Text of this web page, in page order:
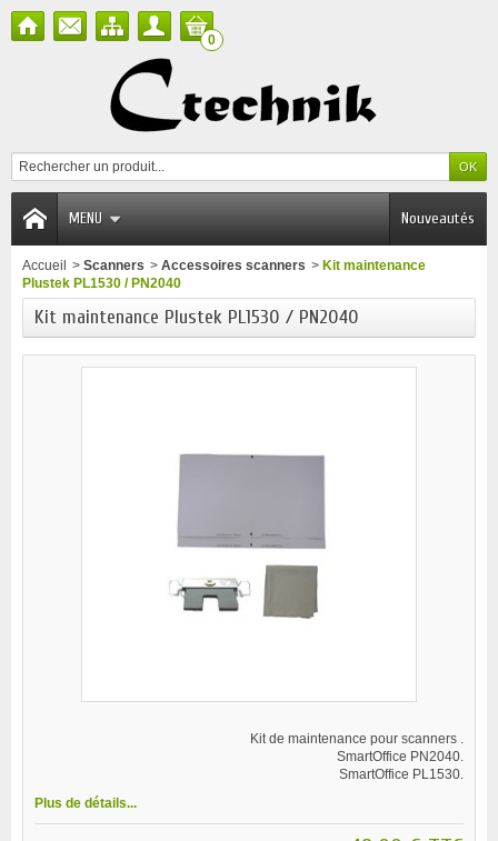
0
MENU Nouveautés
Accueil > Scanners > Accessoires scanners > Kit maintenance
Plustek PL1530 / PN2040
Kit maintenance Plustek PL1530 / PN2040
Kit de maintenance pour scanners .
SmartOffice PN2040.
SmartOffice PL1530.
Plus de détails...